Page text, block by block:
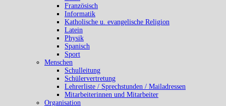
Französisch
Informatik
Katholische u. evangelische Religion
Latein
Physik
Spanisch
Sport
Menschen
Schulleitung
Schülervertretung
Lehrerliste / Sprechstunden / Mailadressen
Mitarbeiterinnen und Mitarbeiter
Organisation